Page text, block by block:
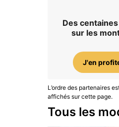
Des
sur les
J'en
L’ordre des partenaires
affichés sur cette page.
Tous les